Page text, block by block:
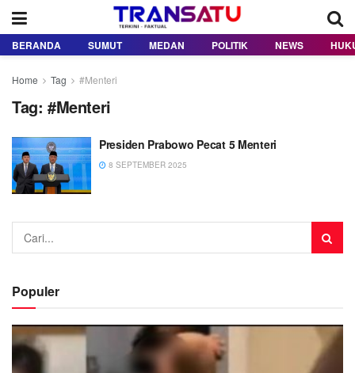
BERANDA SUMUT MEDAN POLITIK NEWS
Home Tag #Menteri
Tag: #Menteri
Presiden Prabowo Pecat 5 Menteri
8 SEPTEMBER 2025
Populer